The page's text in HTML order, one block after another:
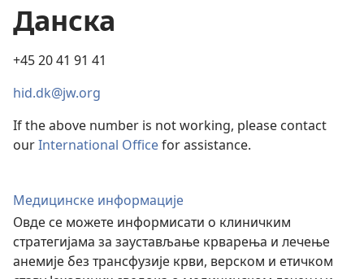
Данска
+45 20 41 91 41
hid.dk@jw.org
If the above number is not working, please contact
ourInternational Officefor assistance.
Медицинске информације
Овде се можете информисати о клиничким
стратегијама за заустављање крварења и лечење
анемије без трансфузије крви, верском и етичком